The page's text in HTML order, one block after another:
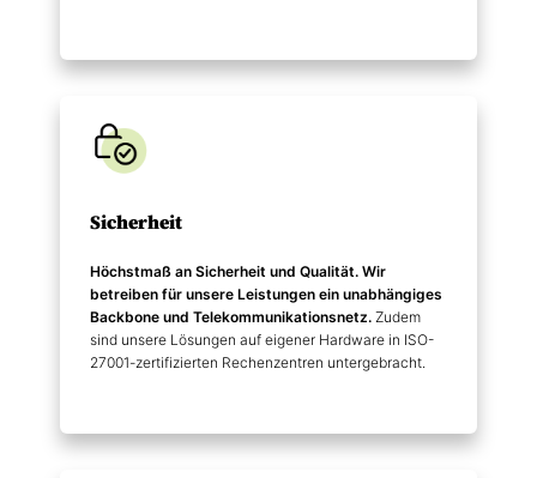
Sicherheit
Höchstmaß an Sicherheit und Qualität. Wir
betreiben für unsere Leistungen ein unabhängiges
Backbone und Telekommunikations­netz. Zudem
sind unsere Lösungen auf eigener Hardware in ISO-
27001-zertifizierten Rechenzentren untergebracht.